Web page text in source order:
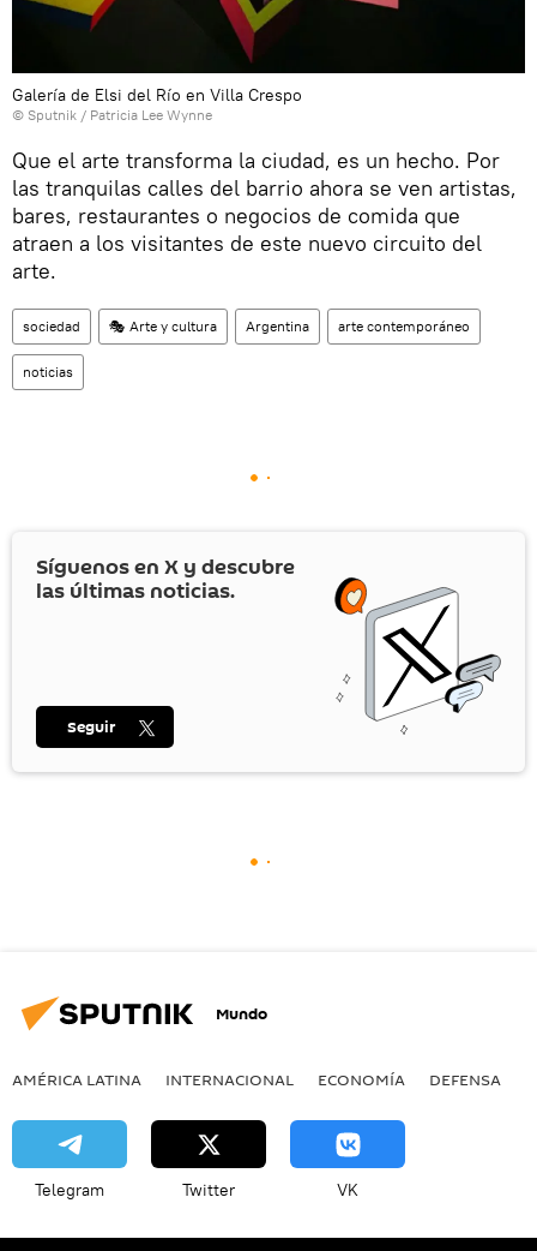
Galería de Elsi del Río en Villa Crespo
© Sputnik / Patricia Lee Wynne
Que el arte transforma la ciudad, es un hecho. Por
las tranquilas calles del barrio ahora se ven artistas,
bares, restaurantes o negocios de comida que
atraen a los visitantes de este nuevo circuito del
arte.
sociedad 🎭 Arte y cultura Argentina arte contemporáneo
noticias
Síguenos en X y descubre
las últimas noticias.
Seguir
Mundo
AMÉRICA LATINA INTERNACIONAL ECONOMÍA DEFENSA
Telegram Twitter VK